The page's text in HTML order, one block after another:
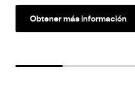
Obtener más información